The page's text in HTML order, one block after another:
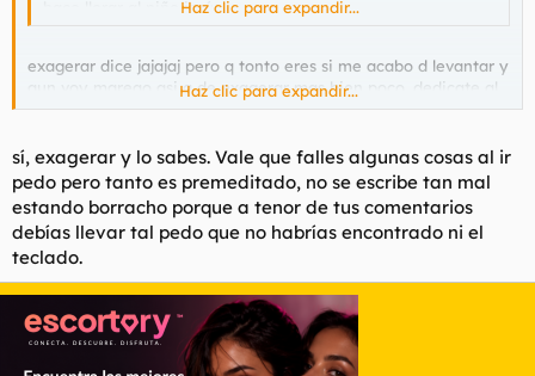
hace llorar al niño jesús.Haz clic para expandir...
exagerar dice jajajaj pero q tonto eres si me acabo d levantar y
aun voy mareao asi q de exagerar mas bien poco, dedicate al
fotosop y calla la boca perra
Haz clic para expandir...
sí, exagerar y lo sabes. Vale que falles algunas cosas al ir
pedo pero tanto es premeditado, no se escribe tan mal
estando borracho porque a tenor de tus comentarios
debías llevar tal pedo que no habrías encontrado ni el
teclado.